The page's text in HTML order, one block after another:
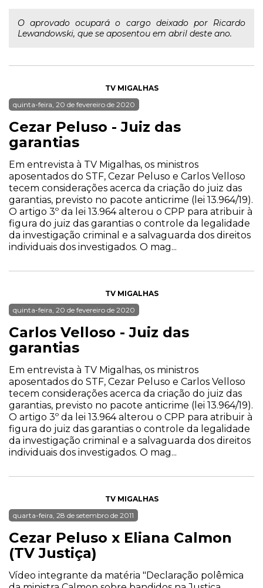
O aprovado ocupará o cargo deixado por Ricardo
Lewandowski, que se aposentou em abril deste ano.
TV MIGALHAS
quinta-feira, 20 de fevereiro de 2020
Cezar Peluso - Juiz das
garantias
Em entrevista à TV Migalhas, os ministros
aposentados do STF, Cezar Peluso e Carlos Velloso
tecem considerações acerca da criação do juiz das
garantias, previsto no pacote anticrime (lei 13.964/19).
O artigo 3º da lei 13.964 alterou o CPP para atribuir à
figura do juiz das garantias o controle da legalidade
da investigação criminal e a salvaguarda dos direitos
individuais dos investigados. O mag...
TV MIGALHAS
quinta-feira, 20 de fevereiro de 2020
Carlos Velloso - Juiz das
garantias
Em entrevista à TV Migalhas, os ministros
aposentados do STF, Cezar Peluso e Carlos Velloso
tecem considerações acerca da criação do juiz das
garantias, previsto no pacote anticrime (lei 13.964/19).
O artigo 3º da lei 13.964 alterou o CPP para atribuir à
figura do juiz das garantias o controle da legalidade
da investigação criminal e a salvaguarda dos direitos
individuais dos investigados. O mag...
TV MIGALHAS
quarta-feira, 28 de setembro de 2011
Cezar Peluso x Eliana Calmon
(TV Justiça)
Vídeo integrante da matéria "Declaração polêmica